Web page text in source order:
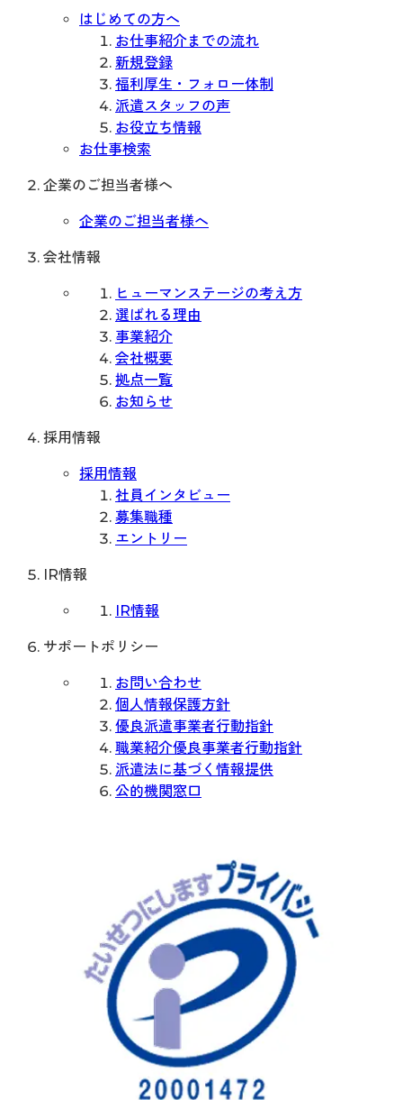
はじめての方へ
お仕事紹介までの流れ
新規登録
福利厚生・フォロー体制
派遣スタッフの声
お役立ち情報
お仕事検索
企業のご担当者様へ
企業のご担当者様へ
会社情報
ヒューマンステージの考え方
選ばれる理由
事業紹介
会社概要
拠点一覧
お知らせ
採用情報
採用情報
社員インタビュー
募集職種
エントリー
IR情報
IR情報
サポートポリシー
お問い合わせ
個人情報保護方針
優良派遣事業者行動指針
職業紹介優良事業者行動指針
派遣法に基づく情報提供
公的機関窓口